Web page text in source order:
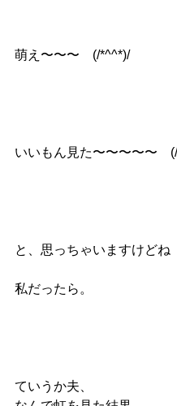
萌え〜〜〜　(/*^^*)/
いいもん見た〜〜〜〜〜　
と、思っちゃいますけどね
私だったら。
ていうか夫、